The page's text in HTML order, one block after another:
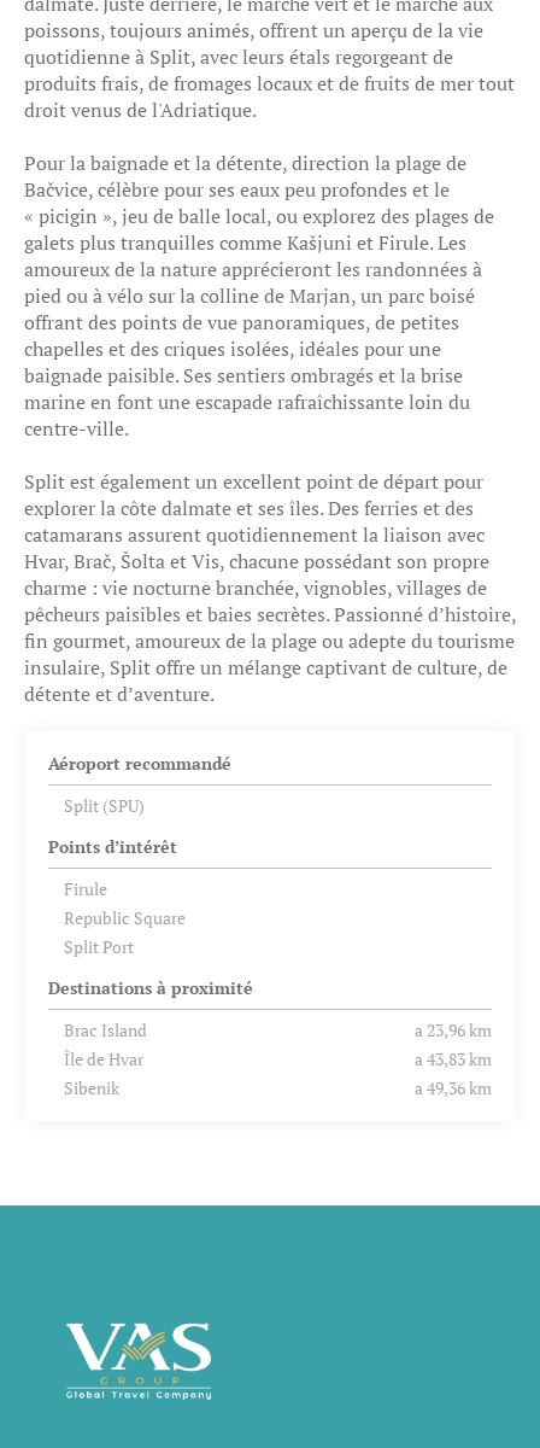
poissons, toujours animés, offrent un aperçu de la vie
quotidienne à Split, avec leurs étals regorgeant de
produits frais, de fromages locaux et de fruits de mer tout
droit venus de l'Adriatique.
Pour la baignade et la détente, direction la plage de
Bačvice, célèbre pour ses eaux peu profondes et le
« picigin », jeu de balle local, ou explorez des plages de
galets plus tranquilles comme Kašjuni et Firule. Les
amoureux de la nature apprécieront les randonnées à
pied ou à vélo sur la colline de Marjan, un parc boisé
offrant des points de vue panoramiques, de petites
chapelles et des criques isolées, idéales pour une
baignade paisible. Ses sentiers ombragés et la brise
marine en font une escapade rafraîchissante loin du
centre-ville.
Split est également un excellent point de départ pour
explorer la côte dalmate et ses îles. Des ferries et des
catamarans assurent quotidiennement la liaison avec
Hvar, Brač, Šolta et Vis, chacune possédant son propre
charme : vie nocturne branchée, vignobles, villages de
pêcheurs paisibles et baies secrètes. Passionné d’histoire,
fin gourmet, amoureux de la plage ou adepte du tourisme
insulaire, Split offre un mélange captivant de culture, de
détente et d’aventure.
Aéroport recommandé
Split (SPU)
Points d’intérêt
Firule
Republic Square
Split Port
Destinations à proximité
Brac Island
a 23,96 km
Île de Hvar
a 43,83 km
Sibenik
a 49,36 km